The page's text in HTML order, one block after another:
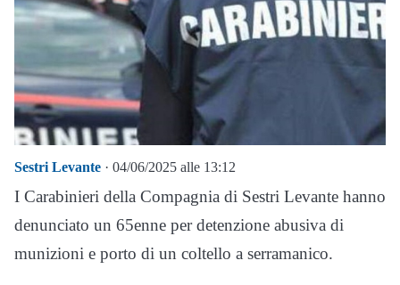
Sestri Levante · 04/06/2025 alle 13:12
I Carabinieri della Compagnia di Sestri Levante hanno
denunciato un 65enne per detenzione abusiva di
munizioni e porto di un coltello a serramanico.